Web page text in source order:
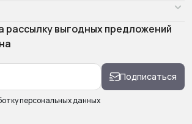
рассылку выгодных предложений
Подписаться
персональных данных